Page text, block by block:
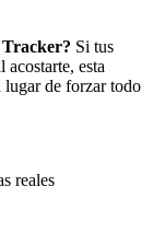
Si tus
acostarte, esta
de forzar todo
reales